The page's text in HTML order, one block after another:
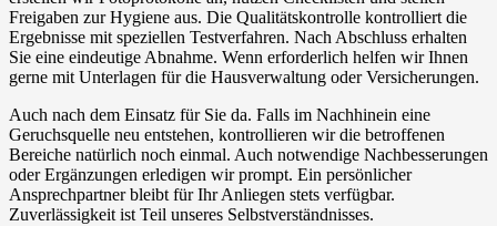
Freigaben zur Hygiene aus. Die Qualitätskontrolle kontrolliert die
Ergebnisse mit speziellen Testverfahren. Nach Abschluss erhalten
Sie eine eindeutige Abnahme. Wenn erforderlich helfen wir Ihnen
gerne mit Unterlagen für die Hausverwaltung oder Versicherungen.
Auch nach dem Einsatz für Sie da. Falls im Nachhinein eine
Geruchsquelle neu entstehen, kontrollieren wir die betroffenen
Bereiche natürlich noch einmal. Auch notwendige Nachbesserungen
oder Ergänzungen erledigen wir prompt. Ein persönlicher
Ansprechpartner bleibt für Ihr Anliegen stets verfügbar.
Zuverlässigkeit ist Teil unseres Selbstverständnisses.